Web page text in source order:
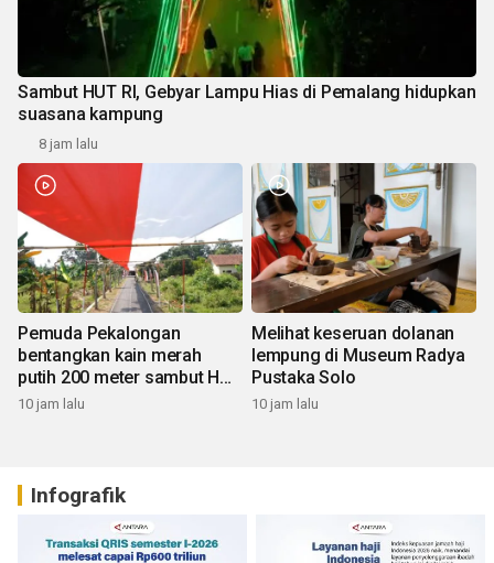
Sambut HUT RI, Gebyar Lampu Hias di Pemalang hidupkan
suasana kampung
8 jam lalu
Pemuda Pekalongan
bentangkan kain merah
putih 200 meter sambut HUT
RI
10 jam lalu
Melihat keseruan dolanan
lempung di Museum Radya
Pustaka Solo
10 jam lalu
Infografik